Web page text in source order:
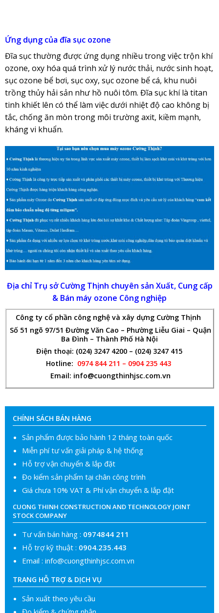
Ứng dụng của đĩa sục ozone
Đĩa sục thường được ứng dụng nhiều trong việc trộn khí
ozone, oxy hóa quá trình xử lý nước thải, nước sinh hoạt,
sục ozone bể bơi, sục oxy, sục ozone bể cá, khu nuôi
trồng thủy hải sản như hồ nuôi tôm. Đĩa sục khí là titan
tinh khiết lên có thể làm việc dưới nhiệt độ cao không bị
tắc, chống ăn mòn trong môi trường axit, kiềm mạnh,
kháng vi khuẩn.
Địa chỉ Trụ sở Cường Thịnh chuyên sản Xuất, Cung cấp
& Bán máy ozone Công nghiệp
Công ty cổ phần công nghệ và xây dựng Cường Thịnh
Số 51 ngõ 97/51 Đường Văn Cao – Phường Liễu Giai – Quận
Ba Đình – Thành Phố Hà Nội
Điện thoại: (024) 3247 4200 – (024) 3247 415
Hotline: 0974 844 211 – 0904 235 443
Email: info@cuongthinhjsc.com.vn
CHÍNH SÁCH BÁN HÀNG
Sản phẩm được bảo hành 12 tháng toàn quốc
Miễn phí tư vấn giải pháp & hệ thống
Hỗ trợ vận chuyển & lắp đặt
Đo kiểm sản phẩm tại chân công trình
Giá chưa 10% VAT & Phí vận chuyển & lắp đặt
CUONG THINH CONSTRUCTION AND TECHNOLOGY JOINT
STOCK COMPANY
Tư vấn bán hàng : 0974844 211
Hỗ trợ kỹ thuật : 0904.235.443
Email :info@cuongthinhjsc.com.vn
TRANG HỖ TRỢ & DỊCH VỤ
Sản xuất theo yêu cầu